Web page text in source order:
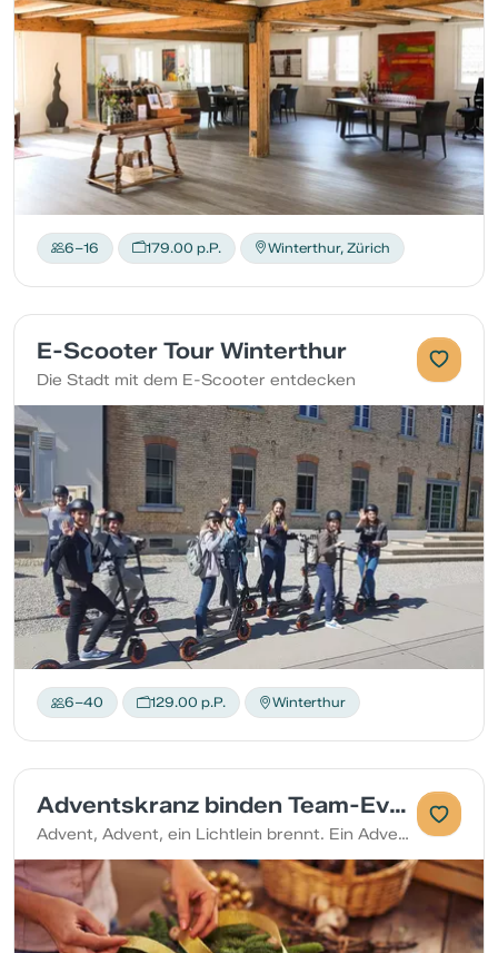
6–16 179.00 p.P. Winterthur, Zürich
E-Scooter Tour Winterthur
Die Stadt mit dem E-Scooter entdecken
6–40 129.00 p.P. Winterthur
Adventskranz binden Team-Event
Advent, Advent, ein Lichtlein brennt. Ein Adventskranz bringt Freude und Wärme in die Adventszeit und erst recht, wenn der Kranz selbst gebunden ist.